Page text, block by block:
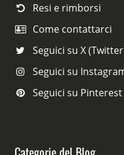
Resi e rimborsi
Come contattarci
Seguici su X
Seguici su
Seguici su Pinterest